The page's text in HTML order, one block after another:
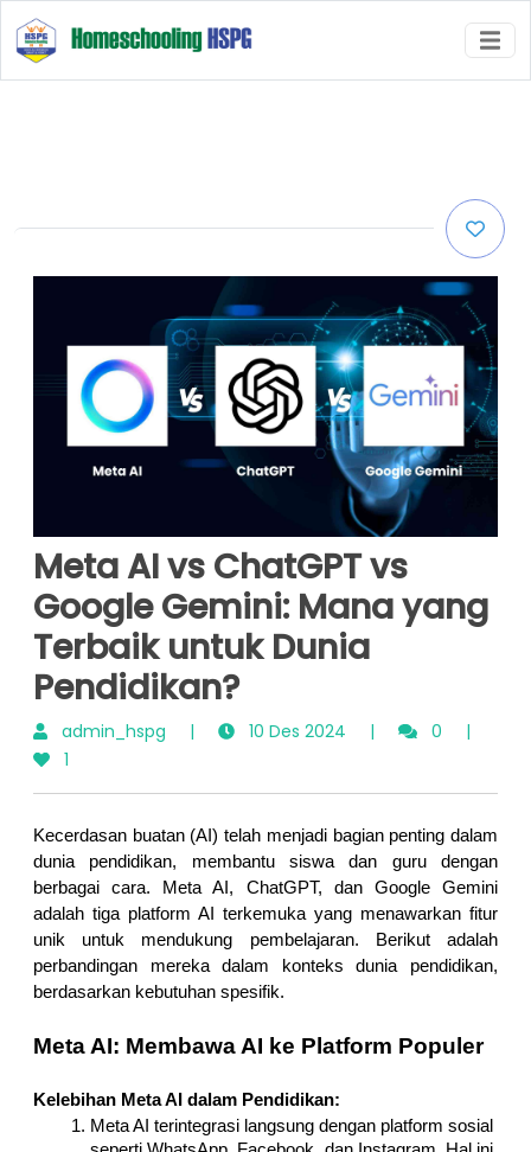
Meta AI vs ChatGPT vs
Google Gemini: Mana yang
Terbaik untuk Dunia
Pendidikan?
admin_hspg | 10 Des 2024 | 0
|
1
Kecerdasan buatan (AI) telah menjadi bagian penting dalam
dunia pendidikan, membantu siswa dan guru dengan
berbagai cara. Meta AI, ChatGPT, dan Google Gemini
adalah tiga platform AI terkemuka yang menawarkan fitur
unik untuk mendukung pembelajaran. Berikut adalah
perbandingan mereka dalam konteks dunia pendidikan,
berdasarkan kebutuhan spesifik.
Meta AI: Membawa AI ke Platform Populer
Kelebihan Meta AI dalam Pendidikan:
Meta AI terintegrasi langsung dengan platform sosial